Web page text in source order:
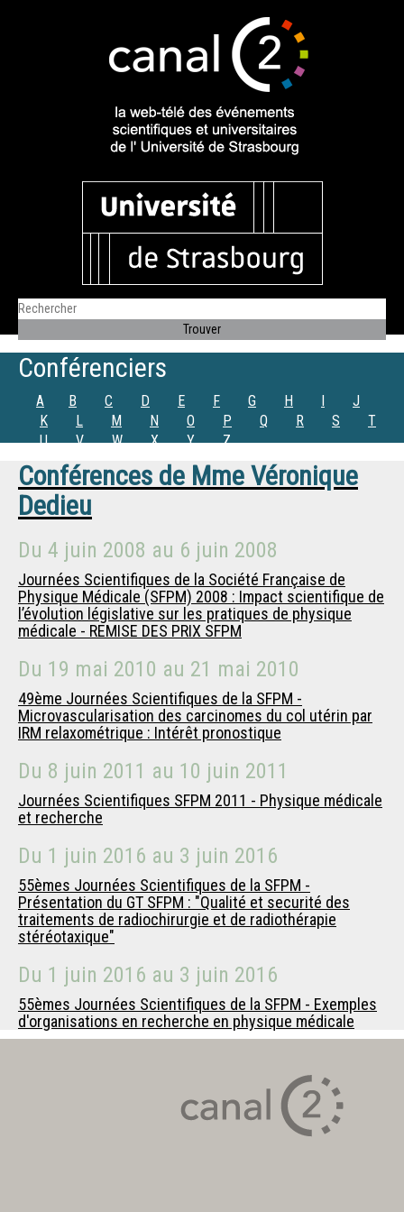
Conférenciers
A B C D E F G H I
J
K
L M N O P Q R S
T
U
V W X Y Z
Conférences de Mme Véronique
Dedieu
Du 4 juin 2008 au 6 juin 2008
Journées Scientifiques de la Société Française de
Physique Médicale (SFPM) 2008 : Impact scientifique de
l’évolution législative sur les pratiques de physique
médicale - REMISE DES PRIX SFPM
Du 19 mai 2010 au 21 mai 2010
49ème Journées Scientifiques de la SFPM -
Microvascularisation des carcinomes du col utérin par
IRM relaxométrique : Intérêt pronostique
Du 8 juin 2011 au 10 juin 2011
Journées Scientifiques SFPM 2011 - Physique médicale
et recherche
Du 1 juin 2016 au 3 juin 2016
55èmes Journées Scientifiques de la SFPM -
Présentation du GT SFPM : "Qualité et securité des
traitements de radiochirurgie et de radiothérapie
stéréotaxique"
Du 1 juin 2016 au 3 juin 2016
55èmes Journées Scientifiques de la SFPM - Exemples
d'organisations en recherche en physique médicale